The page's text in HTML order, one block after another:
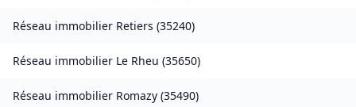
Réseau immobilier Retiers (35240)
Réseau immobilier Le Rheu (35650)
Réseau immobilier Romazy (35490)